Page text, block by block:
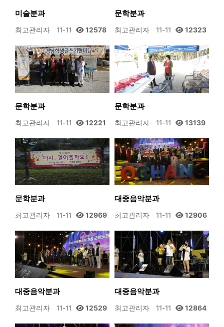
미술분과
최고관리자 11-11 12578
문학분과
최고관리자 11-11 12323
문학분과
최고관리자 11-11 12221
문학분과
최고관리자 11-11 13139
문학분과
최고관리자 11-11 12969
대중음악분과
최고관리자 11-11 12906
대중음악분과
최고관리자 11-11 12529
대중음악분과
최고관리자 11-11 12864